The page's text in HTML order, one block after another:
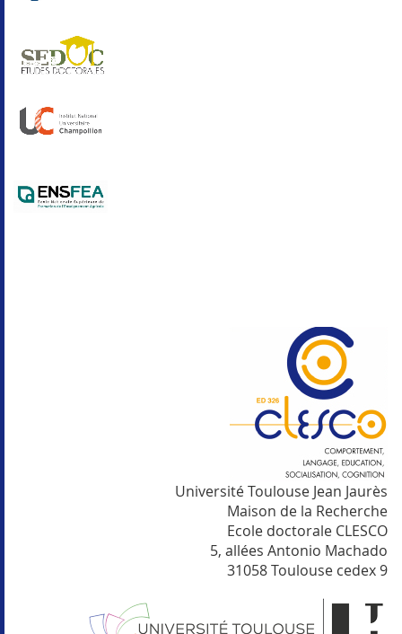
Université Toulouse Jean Jaurès
Maison de la Recherche
Ecole doctorale CLESCO
5, allées Antonio Machado
31058 Toulouse cedex 9